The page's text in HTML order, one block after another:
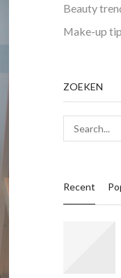
Beauty
Make-up
ZOEKEN
Recent